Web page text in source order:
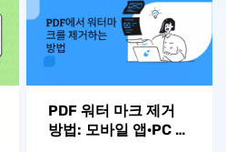
PDF 워터 마크 제거
방법: 모바일 앱·PC 일